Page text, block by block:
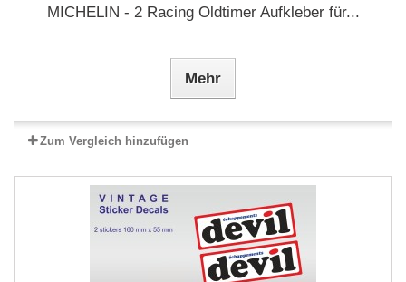
MICHELIN - 2 Racing Oldtimer Aufkleber für...
Mehr
Zum Vergleich hinzufügen